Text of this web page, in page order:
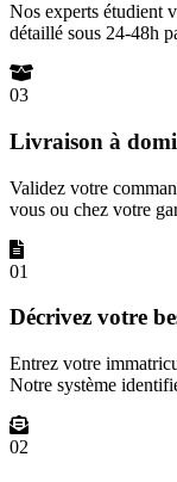
Nos experts étudient
détaillé sous 24-48h
03
Livraison à
Validez votre
vous ou chez votre
01
Décrivez votre
Entrez votre
Notre système
02